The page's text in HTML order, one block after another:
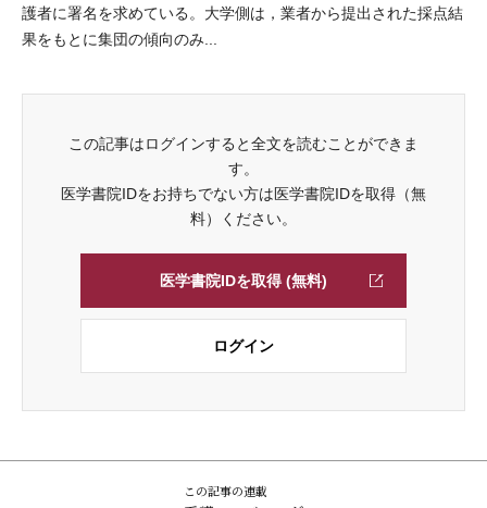
護者に署名を求めている。大学側は，業者から提出された採点結
果をもとに集団の傾向のみ...
この記事はログインすると全文を読むことができま
す。
医学書院IDをお持ちでない方は医学書院IDを取得（無
料）ください。
医学書院IDを取得 (無料)
ログイン
この記事の連載